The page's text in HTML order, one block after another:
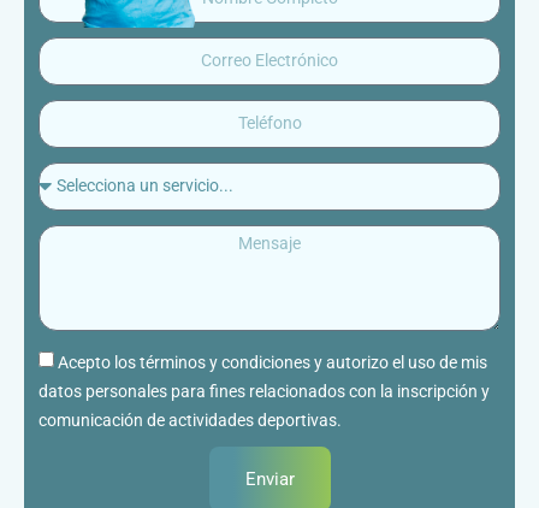
Acepto los términos y condiciones y autorizo el uso de mis
datos personales para fines relacionados con la inscripción y
comunicación de actividades deportivas.
Enviar